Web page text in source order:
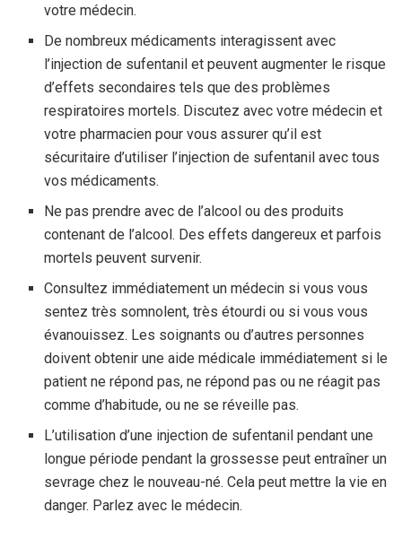
votre médecin.
De nombreux médicaments interagissent avec
l’injection de sufentanil et peuvent augmenter le risque
d’effets secondaires tels que des problèmes
respiratoires mortels. Discutez avec votre médecin et
votre pharmacien pour vous assurer qu’il est
sécuritaire d’utiliser l’injection de sufentanil avec tous
vos médicaments.
Ne pas prendre avec de l’alcool ou des produits
contenant de l’alcool. Des effets dangereux et parfois
mortels peuvent survenir.
Consultez immédiatement un médecin si vous vous
sentez très somnolent, très étourdi ou si vous vous
évanouissez. Les soignants ou d’autres personnes
doivent obtenir une aide médicale immédiatement si le
patient ne répond pas, ne répond pas ou ne réagit pas
comme d’habitude, ou ne se réveille pas.
L’utilisation d’une injection de sufentanil pendant une
longue période pendant la grossesse peut entraîner un
sevrage chez le nouveau-né. Cela peut mettre la vie en
danger. Parlez avec le médecin.